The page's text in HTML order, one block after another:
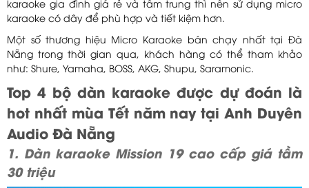
karaoke gia đình giá rẻ và tầm trung thì nên sử dụng micro
karaoke có dây để phù hợp và tiết kiệm hơn.
Một số thương hiệu Micro Karaoke bán chạy nhất tại Đà
Nẵng trong thời gian qua, khách hàng có thể tham khảo
như: Shure, Yamaha, BOSS, AKG, Shupu, Saramonic.
Top 4 bộ dàn karaoke được dự đoán là
hot nhất mùa Tết năm nay tại Anh Duyên
Audio Đà Nẵng
1. Dàn karaoke Mission 19 cao cấp giá tầm
30 triệu